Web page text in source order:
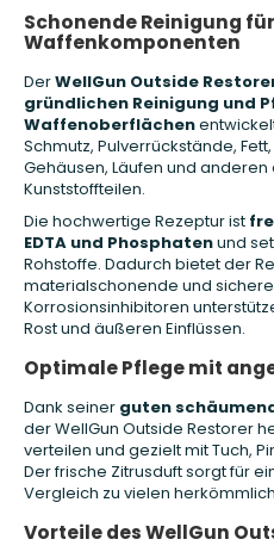
Schonende Reinigung
Waffenkomponenten
DerWellGun Outside
gründlichen Reinigung und
Waffenoberflächen
Schmutz, Pulverrückstände,
Gehäusen, Läufen und
Kunststoffteilen.
Die hochwertige Rezeptur ist
EDTA und Phosphatenund
Rohstoffe. Dadurch bietet der
materialschonende und
Korrosionsinhibitoren
Rost und äußeren Einflüssen.
Optimale Pflege mit
Dank seiner guten
der WellGun Outside Restorer
verteilen und gezielt mit Tuch,
Der frische Zitrusduft sorgt für
Vergleich zu vielen
Vorteile des WellGun